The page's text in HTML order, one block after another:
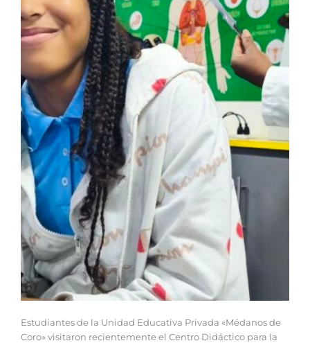
Estudiantes de la Unidad Educativa Privada «Médanos de
Coro» visitaron recientemente el Centro Didáctico para la